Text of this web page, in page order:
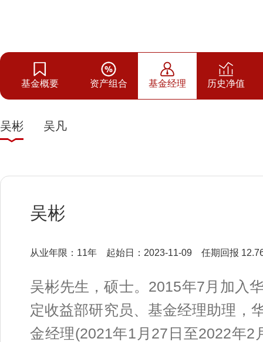
基金概要 资产组合 基金经理 历史净值
吴彬 吴凡
吴彬
从业年限：11年 起始日：2023-11-09 任期回报
吴彬先生，硕士。2015年7月加入
定收益部研究员、基金经理助理，
金经理(2021年1月27日至2022年